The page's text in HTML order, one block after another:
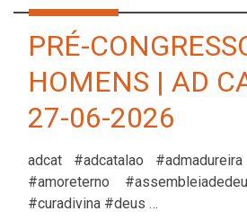
PRÉ-
HOMENS | AD
27-06-2026
adcat #adcatalao
#amoreterno
#curadivina #deus …